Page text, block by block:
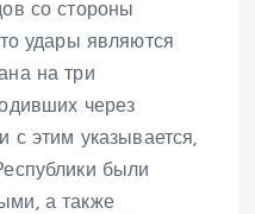
со стороны
удары являются
на три
через
с этим указывается,
были
а также